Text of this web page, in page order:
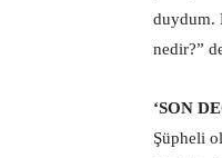
duydum.
nedir?”
‘SON
Şüpheli